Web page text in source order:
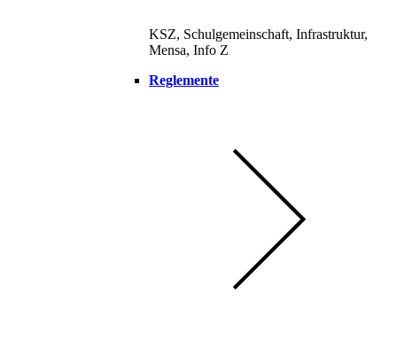
KSZ, Schulgemeinschaft, Infrastruktur,
Mensa, Info Z
Reglemente